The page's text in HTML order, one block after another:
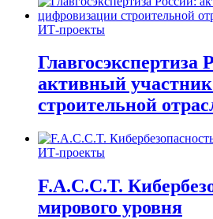
ИТ-проекты
Главгосэкспертиза
активный
строительной
ИТ-проекты
F.A.C.C.T.
мирового уровня